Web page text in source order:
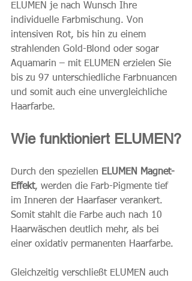
ELUMEN je nach Wunsch Ihre
individuelle Farbmischung. Von
intensiven Rot, bis hin zu einem
strahlenden Gold-Blond oder sogar
Aquamarin – mit ELUMEN erzielen Sie
bis zu 97 unterschiedliche Farbnuancen
und somit auch eine unvergleichliche
Haarfarbe.
Wie funktioniert ELUMEN?
Durch den speziellen ELUMEN Magnet-
Effekt, werden die Farb-Pigmente tief
im Inneren der Haarfaser verankert.
Somit stahlt die Farbe auch nach 10
Haarwäschen deutlich mehr, als bei
einer oxidativ permanenten Haarfarbe.
Gleichzeitig verschließt ELUMEN auch